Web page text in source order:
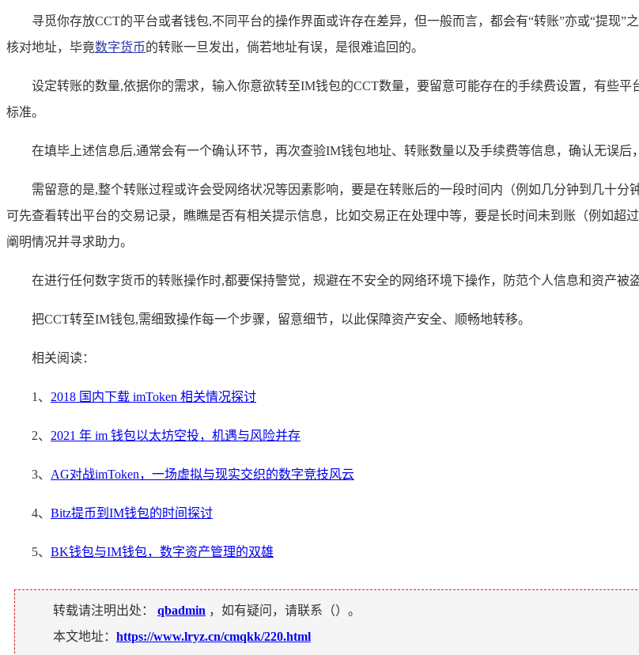
寻觅你存放CCT的平台或者钱包,不同平台的操作界面或许存在差异，但一般而言，都会有“转账”亦或“提现
核对地址，毕竟数字货币的转账一旦发出，倘若地址有误，是很难追回的。
设定转账的数量,依据你的需求，输入你意欲转至IM钱包的CCT数量，要留意可能存在的手续费设置，有些
标准。
在填毕上述信息后,通常会有一个确认环节，再次查验IM钱包地址、转账数量以及手续费等信息，确认无误后
需留意的是,整个转账过程或许会受网络状况等因素影响，要是在转账后的一段时间内（例如几分钟到几十分
可先查看转出平台的交易记录，瞧瞧是否有相关提示信息，比如交易正在处理中等，要是长时间未到账（例如超
阐明情况并寻求助力。
在进行任何数字货币的转账操作时,都要保持警觉，规避在不安全的网络环境下操作，防范个人信息和资产被
把CCT转至IM钱包,需细致操作每一个步骤，留意细节，以此保障资产安全、顺畅地转移。
相关阅读：
1、 2018 国内下载 imToken 相关情况探讨
2、 2021 年 im 钱包以太坊空投，机遇与风险并存
3、 AG对战imToken，一场虚拟与现实交织的数字竞技风云
4、 Bitz提币到IM钱包的时间探讨
5、 BK钱包与IM钱包，数字资产管理的双雄
转载请注明出处： qbadmin ，如有疑问，请联系（）。
本文地址： https://www.lryz.cn/cmqkk/220.html